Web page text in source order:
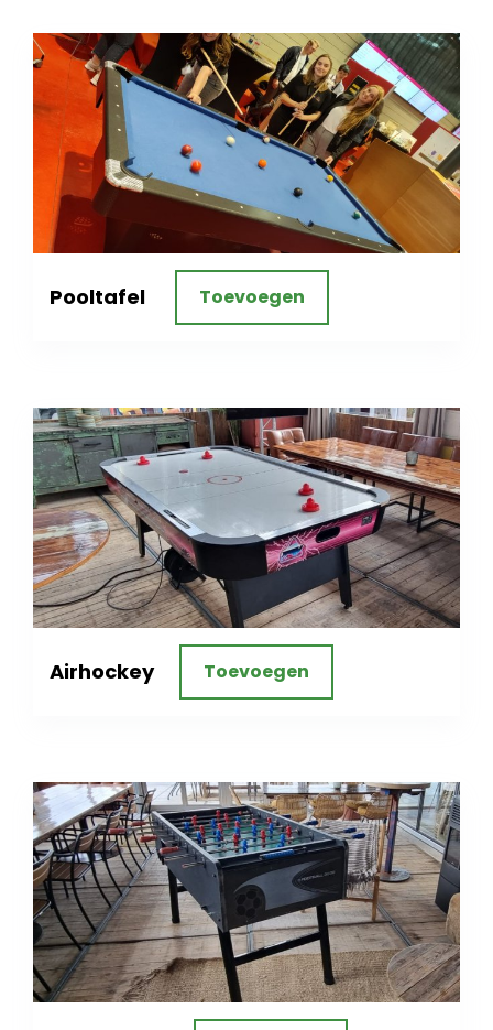
Pooltafel Toevoegen
Airhockey Toevoegen